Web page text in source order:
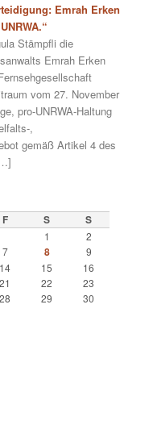
Emrah Erken
Stämpfli die
Emrah Erken
vom 27. November
pro-UNRWA-Haltung
,
gemäß Artikel 4 des
F S S
1
2
7 8
9
14 15
16
21 22
23
28 29
30